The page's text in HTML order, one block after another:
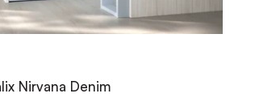
Nirvana Denim